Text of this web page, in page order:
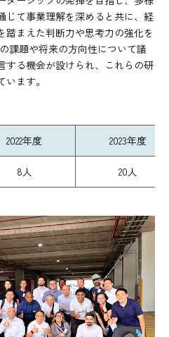
じて事業理解を深めると共に、経
踏まえた判断力や思考力の強化を
課題や将来の方向性について議
する機会が設けられ、これらの研
ます。
2022年度 2023年度
8人 20人